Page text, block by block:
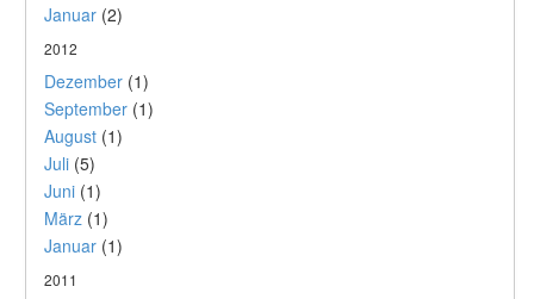
Januar (2)
2012
Dezember (1)
September (1)
August (1)
Juli (5)
Juni (1)
März (1)
Januar (1)
2011